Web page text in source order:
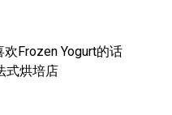
Frozen Yogurt的话
式烘培店